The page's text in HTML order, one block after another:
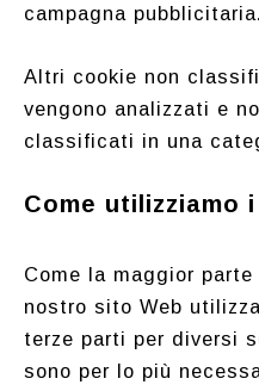
campagna pubblicitaria.
Altri cookie non
vengono analizzati e
classificati in una
Come utilizziamo
Come la maggior
nostro sito Web
terze parti per diversi
sono per lo più